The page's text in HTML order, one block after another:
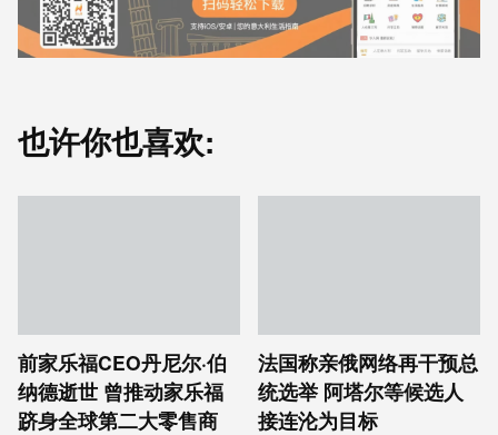
也许你也喜欢:
前家乐福CEO丹尼尔·伯
纳德逝世 曾推动家乐福
跻身全球第二大零售商
法国称亲俄网络再干预总
统选举 阿塔尔等候选人
接连沦为目标